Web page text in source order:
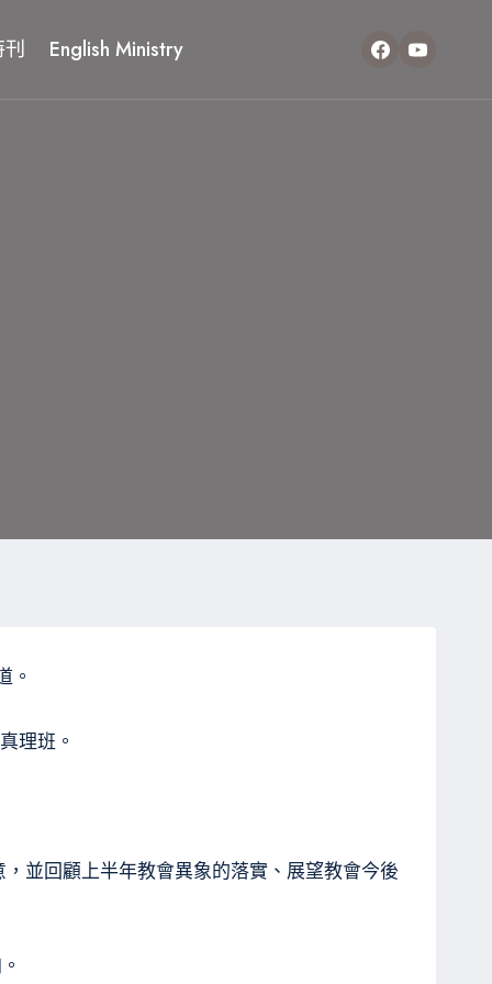
English Ministry
。
理班。
並回顧上半年教會異象的落實、展望教會今後